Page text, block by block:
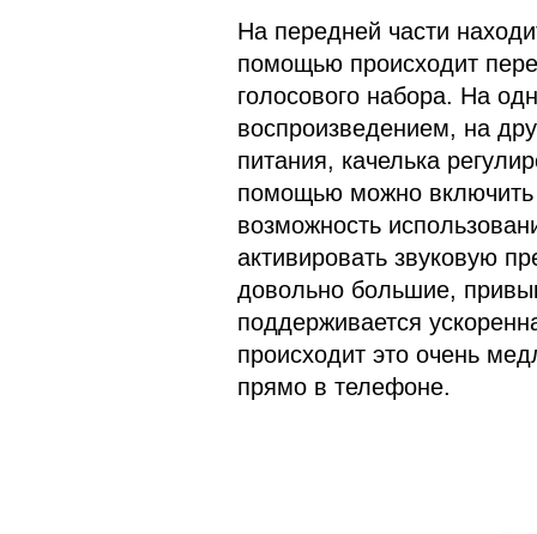
На передней части
помощью происходит
голосового набора. На
воспроизведением, на
питания, качелька
помощью можно
возможность
активировать звуковую
довольно большие,
поддерживается
происходит это очень
прямо в телефоне.